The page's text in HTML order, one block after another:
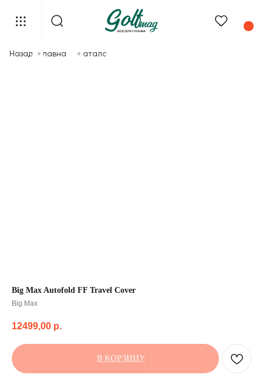
Назад »Главная »Каталог
Big Max Autofold FF Travel Cover
Big Max
12499,00 р.
В КОРЗИНУ